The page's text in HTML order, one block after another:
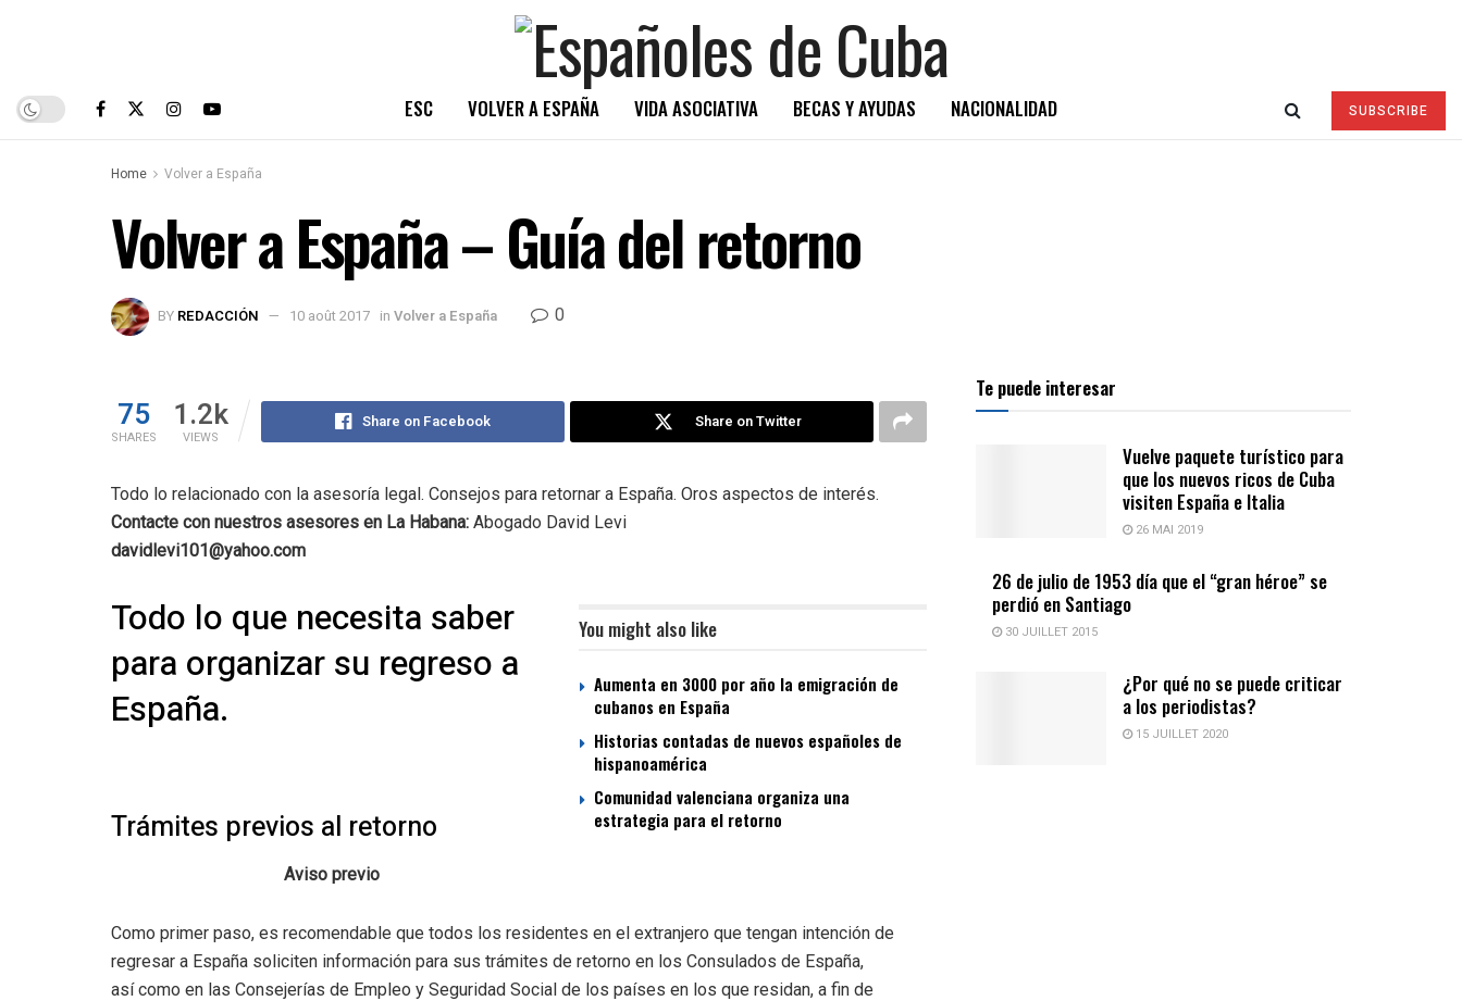
ESC VOLVER A ESPAÑA VIDA ASOCIATIVA BECAS Y AYUDAS NACIONALIDAD SUBSCRIBE
Home Volver a España
Volver a España – Guía del retorno
BY REDACCIÓN 10 août 2017 in Volver a España 0
75
SHARES
1.2k
VIEWS
Share on Facebook Share on Twitter
Todo lo relacionado con la asesoría legal. Consejos para retornar a España. Oros aspectos de interés.
Contacte con nuestros asesores en La Habana: Abogado David Levi
davidlevi101@yahoo.com
You might also like
Aumenta en 3000 por año la emigración de
cubanos en España
Historias contadas de nuevos españoles de
hispanoamérica
Comunidad valenciana organiza una
estrategia para el retorno
Todo lo que necesita saber
para organizar su regreso a
España.
Trámites previos al retorno
Aviso previo
Como primer paso, es recomendable que todos los residentes en el extranjero que tengan intención de
regresar a España soliciten información para sus trámites de retorno en los Consulados de España,
así como en las Consejerías de Empleo y Seguridad Social de los países en los que residan, a fin de
Te puede interesar
Vuelve paquete turístico para
que los nuevos ricos de Cuba
visiten España e Italia
26 MAI 2019
26 de julio de 1953 día que el “gran héroe” se
perdió en Santiago
30 JUILLET 2015
¿Por qué no se puede criticar
a los periodistas?
15 JUILLET 2020